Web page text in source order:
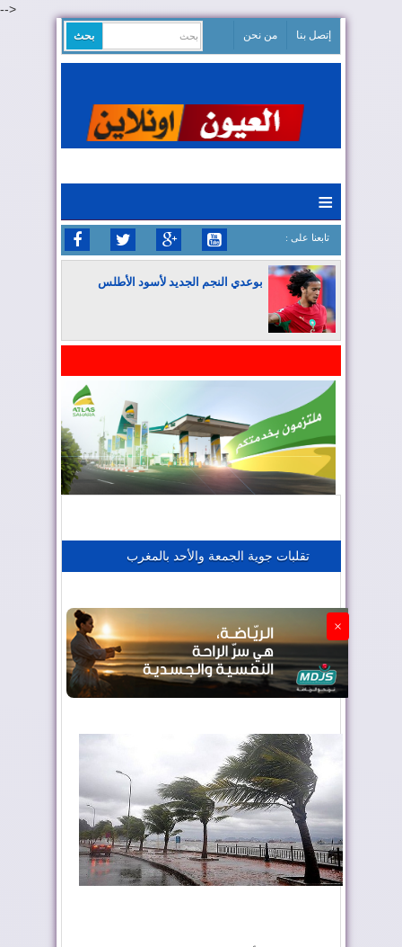
-->
إتصل بنا من نحن
≡
: تابعنا على
بوعدي النجم الجديد لأسود الأطلس
المغرب يعزز موقعه في صناعة الطيران
تقلبات جوية الجمعة والأحد بالمغرب
×